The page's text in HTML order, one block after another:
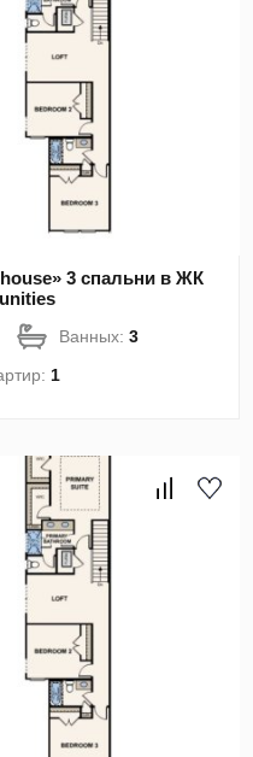
3 спальни в ЖК
Ванных:3
1